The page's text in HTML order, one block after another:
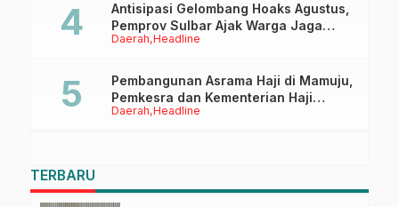
Daerah Headline
Antisipasi Gelombang Hoaks Agustus,
Pemprov Sulbar Ajak Warga Jaga
Ruang Digital
Daerah Headline
Pembangunan Asrama Haji di Mamuju,
Pemkesra dan Kementerian Haji
Sulbar Tinjau Lokasi
TERBARU